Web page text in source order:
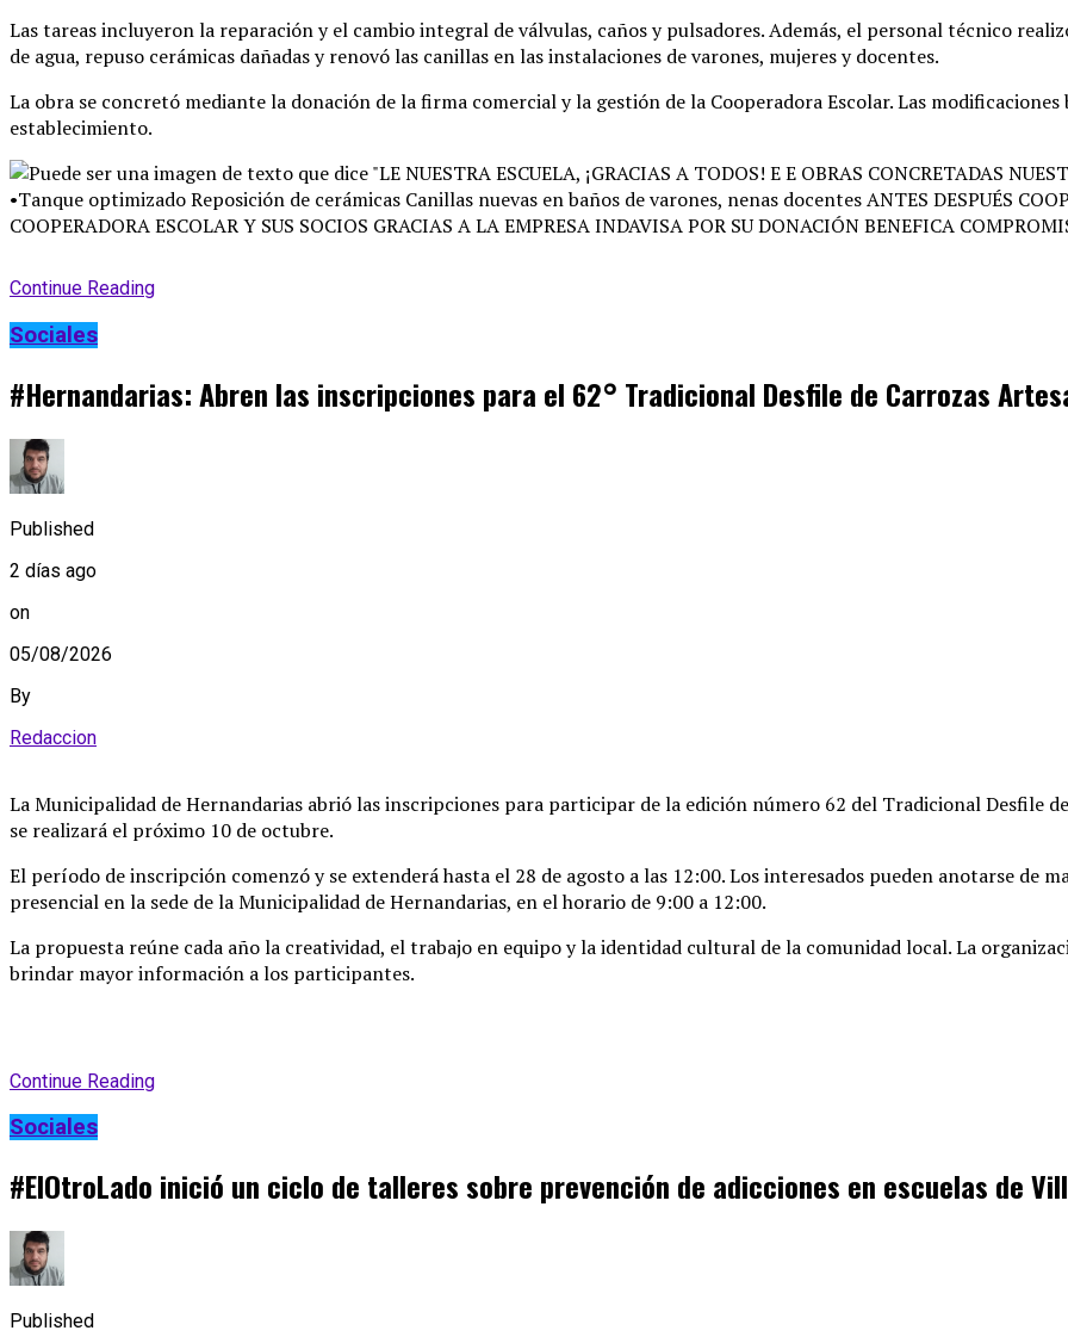
Las tareas incluyeron la reparación y el cambio integral de válvulas, caños y pulsadores. Además, el personal técnico
de agua, repuso cerámicas dañadas y renovó las canillas en las instalaciones de varones, mujeres y docentes.
La obra se concretó mediante la donación de la firma comercial y la gestión de la Cooperadora Escolar. Las
establecimiento.
Continue Reading
Sociales
#Hernandarias: Abren las inscripciones para el 62° Tradicional Desfile de Carrozas
Published
2 días ago
on
05/08/2026
By
Redaccion
La Municipalidad de Hernandarias abrió las inscripciones para participar de la edición número 62 del Tradicional Desfile
se realizará el próximo 10 de octubre.
El período de inscripción comenzó y se extenderá hasta el 28 de agosto a las 12:00. Los interesados pueden anotarse de
presencial en la sede de la Municipalidad de Hernandarias, en el horario de 9:00 a 12:00.
La propuesta reúne cada año la creatividad, el trabajo en equipo y la identidad cultural de la comunidad local. La
brindar mayor información a los participantes.
Continue Reading
Sociales
#ElOtroLado inició un ciclo de talleres sobre prevención de adicciones en escuelas de
Published